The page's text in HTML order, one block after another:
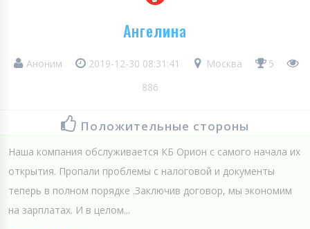
Ангелина
Аноним 2019-12-30 08:31:41 Москва
5
886
Положительные стороны
Наша компания обслуживается КБ Орион с самого начала их
открытия. Пропали проблемы с налоговой и документы
теперь в полном порядке .Заключив договор, мы экономим
на зарплатах. И в целом...